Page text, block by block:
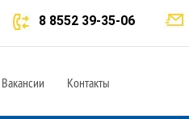
8 8552 39-35-06
Вакансии Контакты